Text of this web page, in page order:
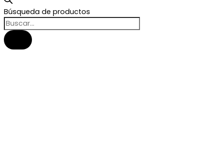
Búsqueda de productos